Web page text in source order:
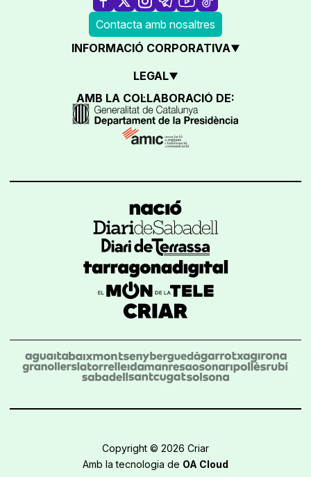
Contacta amb nosaltres
INFORMACIÓ CORPORATIVA
LEGAL
AMB LA COL·LABORACIÓ DE:
Copyright © 2026 Criar
Amb la tecnologia de OA Cloud